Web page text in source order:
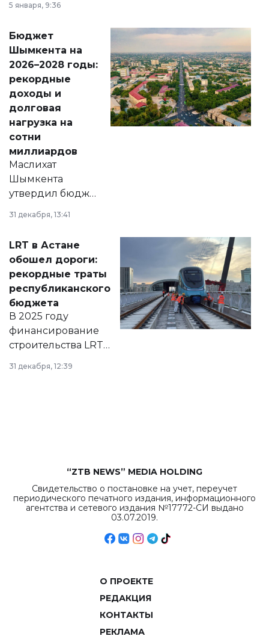
принести
народу
Венесуэлы.
5 января, 9:36
Бюджет
Шымкента на
2026–2028 годы:
рекордные
доходы и
долговая
нагрузка на
сотни
миллиардов
Маслихат
Шымкента
утвердил бюджет
города на 2026–
2028 годы.
документ
появился в базе
нормативных
правовых актов и
на сайте маслихат
города.
31 декабря, 13:41
LRT в Астане
обошел дороги:
рекордные траты
республиканского
бюджета
В 2025 году
финансирование
строительства LRT
в Астане из
республиканского
31 декабря, 12:39
“ZTB NEWS” MEDIA HOLDING
Свидетельство о постановке на учет, переучет
периодического печатного издания, информационного
агентства и сетевого издания №17772-СИ выдано
03.07.2019.
О ПРОЕКТЕ
РЕДАКЦИЯ
КОНТАКТЫ
РЕКЛАМА